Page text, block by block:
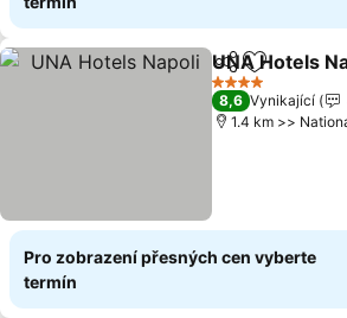
SdíletPřidat na
UNA Hotels
4 Počet hvězdiček
8,6 Vynikající
1.4 km >>
Pro zobrazení přesných cen vyberte
termín